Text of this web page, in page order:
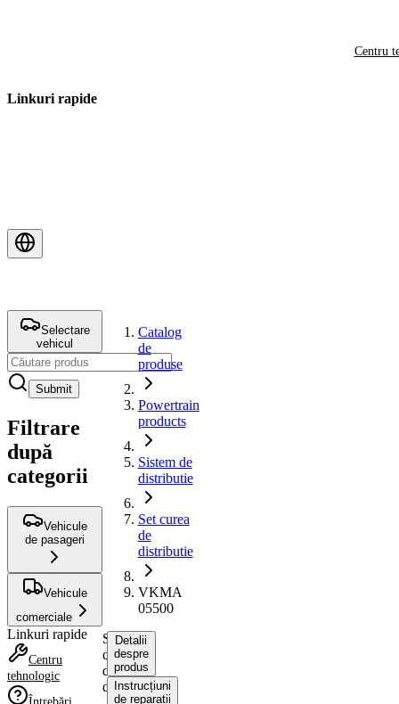
Centru
Linkuri rapide
Selectare
vehicul
Submit
Filtrare
după
categorii
Vehicule
de pasageri
Vehicule
comerciale
Linkuri rapide
Centru
tehnologic
Catalog
de
produse
Powertrain
products
Sistem de
distributie
Set curea
de
distributie
VKMA
05500
Set
curea
de
distributie
Detalii
despre
produs
Instrucțiuni
de reparații